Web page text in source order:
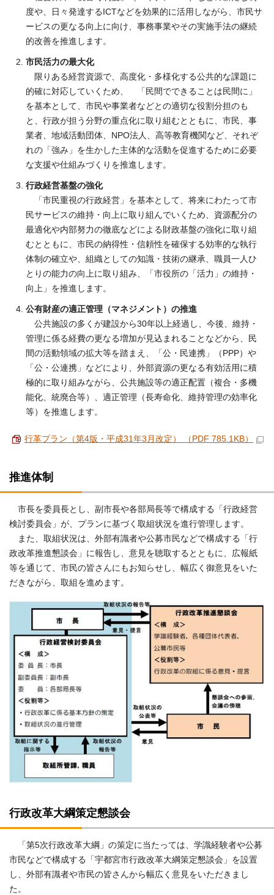
度や、日々発達するICTなどを効果的に活用しながら、市民サ
ービスの更なる向上に向け、事務事業やその実施手法の継続
的改善を推進します。
市民活力の最大化
限りある経営資源で、高度化・多様化する公共的な課題に
的確に対応していくため、 「民間でできることは民間に」
を基本として、市民や事業者などとの適切な役割分担のも
と、行政が担う分野の重点化に取り組むとともに、市民、事
業者、地域活動団体、NPO法人、高等教育機関など、それぞ
れの「強み」を生かした主体的な活動を促進するために必要
な支援や仕組みづくりを推進します。
行政経営基盤の強化
「市民重視の行政経営」を基本として、将来にわたって市
民サービスの維持・向上に取り組んでいくため、資源配分の
最適化や内部努力の徹底などによる財政基盤の強化に取り組
むとともに、市民の納得性・信頼性を確保する効率的な執行
体制の確立や、組織としての知識・技術の継承、職員一人ひ
とりの能力の向上に取り組み、「市役所の「活力」の維持・
向上」を推進します。
公有財産の適正管理（マネジメント）の推進
公共施設の多くが建設から30年以上経過し、今後、維持・
管理に係る経費の更なる増加が見込まれることなどから、民
間の活動領域の拡大等を踏まえ、「公・民連携」（PPP）や
「公・公連携」などにより、外部資源の更なる有効活用に積
極的に取り組みながら、公共施設等の適正配置（複合・多機
能化、統廃合等）、適正管理（長寿命化、維持管理の効率化
等）を推進します。
行革プラン（第4版・平成31年3月改定） （PDF 785.1KB）
推進体制
市長を委員長とし、副市長や各部局長等で構成する「行政経営
検討委員会」が、プランに基づく取組状況を進行管理します。
また、取組状況は、外部有識者や公募市民などで構成する「行
政改革推進懇談会」に報告し、意見を聴取するとともに、広報紙
等を通じて、市民の皆さんにもお知らせし、幅広く御意見をいた
だきながら、取組を進めます。
行政改革大綱策定懇談会
「第5次行政改革大綱」の策定に当たっては、学識経験者や公募
市民などで構成する「宇都宮市行政改革大綱策定懇談会」を設置
し、外部有識者や市民の皆さんから幅広く意見をいただきまし
た。